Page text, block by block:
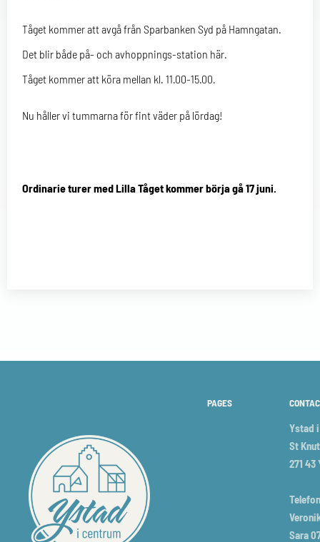
Tåget kommer att avgå från Sparbanken Syd på Hamngatan.
Det blir både på- och avhoppnings-station här.
Tåget kommer att köra mellan kl. 11.00-15.00.
Nu håller vi tummarna för fint väder på lördag!
Ordinarie turer med Lilla Tåget kommer börja gå 17 juni.
PAGES
Ystad
St
271 43
Sara